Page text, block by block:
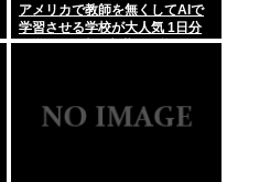
アメリカで教師を無くしてAIで
学習させる学校が大人気 1日分
の学習を2時間未満で可能に